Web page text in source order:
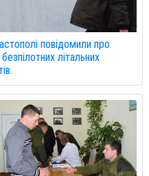
повідомили про
літальних